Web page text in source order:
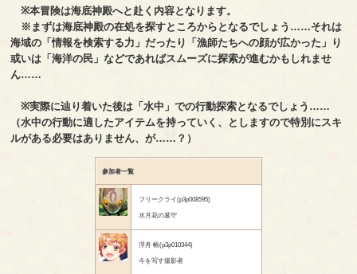
※本冒険は海底神殿へと赴く内容となります。
※まずは海底神殿の在処を探すところからとなるでしょう……それは
海域の「情報を検索する力」だったり「漁師たちへの顔が広かった」り
或いは「海洋の民」などであればスムーズに探索が進むかもしれませ
ん……
※実際に辿り着いた後は「水中」での行動探索となるでしょう……
（水中の行動に適したアイテムを持っていく、としますので特別にスキ
ルがある必要はありません、が……？）
参加者一覧
フリークライ(p3p008595)
水月花の墓守
浮舟 帳(p3p010344)
今を写す撮影者